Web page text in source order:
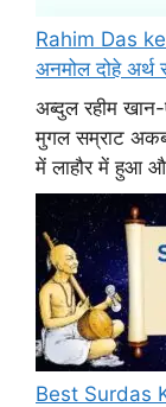
Rahim Das
अनमोल दोहे अर्थ
अब्दुल रहीम खान-
मुगल सम्राट
में लाहौर में हुआ
Best Surdas